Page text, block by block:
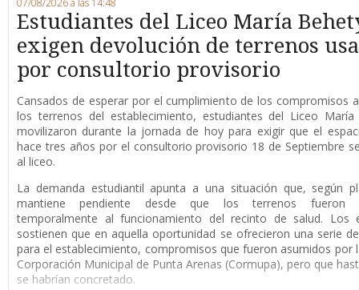
07/08/2026 a las 14:48
Estudiantes del Liceo María
exigen devolución de terrenos
por consultorio provisorio
Cansados de esperar por el cumplimiento de los compromisos
los terrenos del establecimiento, estudiantes del Liceo
movilizaron durante la jornada de hoy para exigir que el
hace tres años por el consultorio provisorio 18 de Septiembre
al liceo.
La demanda estudiantil apunta a una situación que, según
mantiene pendiente desde que los terrenos fueron
temporalmente al funcionamiento del recinto de salud. Los
sostienen que en aquella oportunidad se ofrecieron una serie
para el establecimiento, compromisos que fueron asumidos por
Corporación Municipal de Punta Arenas (Cormupa), pero que
se habrían concretado.